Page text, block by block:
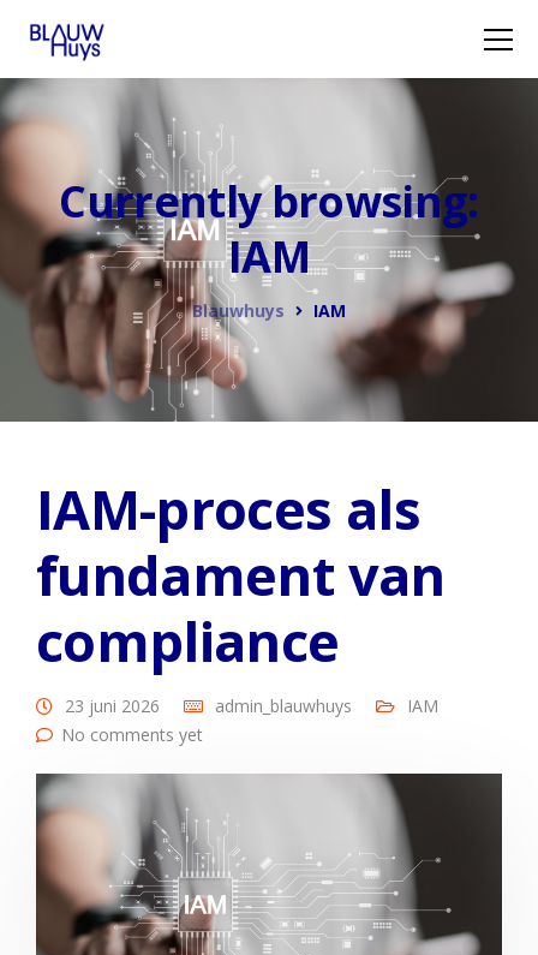
Currently browsing:
IAM
Blauwhuys IAM
IAM-proces als
fundament van
compliance
23 juni 2026 admin_blauwhuys
IAM
No comments yet